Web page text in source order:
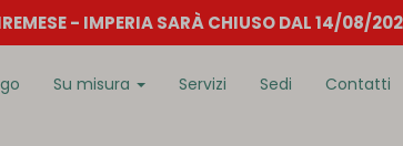
- IMPERIA SARÀ CHIUSO DAL 14/08/
Su misura Servizi Sedi Contatti